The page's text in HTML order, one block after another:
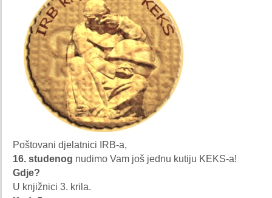
Poštovani djelatnici IRB-a,
16. studenog nudimo Vam još jednu kutiju KEKS-a!
Gdje?
U knjižnici 3. krila.